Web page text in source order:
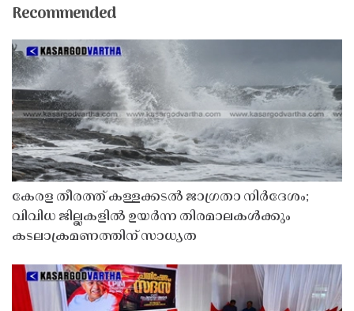
Recommended
കേരള തീരത്ത് കള്ളക്കടൽ ജാഗ്രതാ നിർദേശം;
വിവിധ ജില്ലകളിൽ ഉയർന്ന തിരമാലകൾക്കും
കടലാക്രമണത്തിന് സാധ്യത